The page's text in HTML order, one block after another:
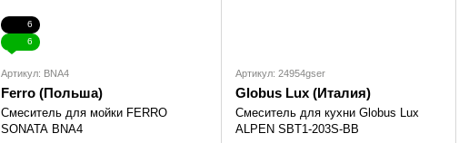
6
6
Артикул: BNA4
Ferro (Польша)
Смеситель для мойки FERRO
SONATA BNA4
Артикул: 24954gser
Globus Lux (Италия)
Смеситель для кухни Globus Lux
ALPEN SBT1-203S-BB